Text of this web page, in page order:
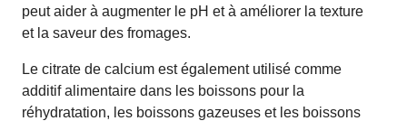
peut aider à augmenter le pH et à améliorer la texture
et la saveur des fromages.
Le citrate de calcium est également utilisé comme
additif alimentaire dans les boissons pour la
réhydratation, les boissons gazeuses et les boissons